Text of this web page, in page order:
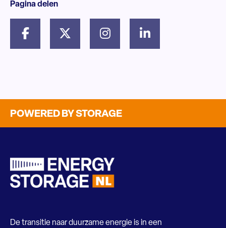
Pagina delen
POWERED BY STORAGE
De transitie naar duurzame energie is in een